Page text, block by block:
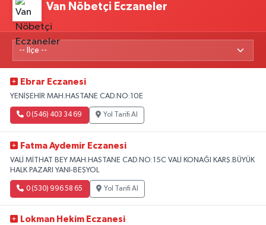
Van Nöbetçi Eczaneler
Ebrar Eczanesi
YENİŞEHİR MAH.HASTANE CAD.NO:10E
0 (546) 403 34 69 Yol Tarifi Al
Fatma Aydemir Eczanesi
VALİ MİTHAT BEY MAH.HASTANE CAD.NO:15C VALİ KONAĞI KARŞ.BÜYÜK
HALK PAZARI YANI-BEŞYOL
0 (530) 996 58 65 Yol Tarifi Al
Lokman Hekim Eczanesi